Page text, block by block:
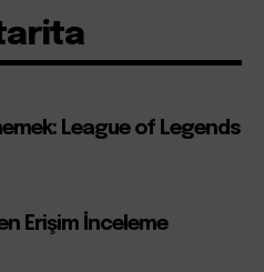
League of Legends
Erişim İnceleme